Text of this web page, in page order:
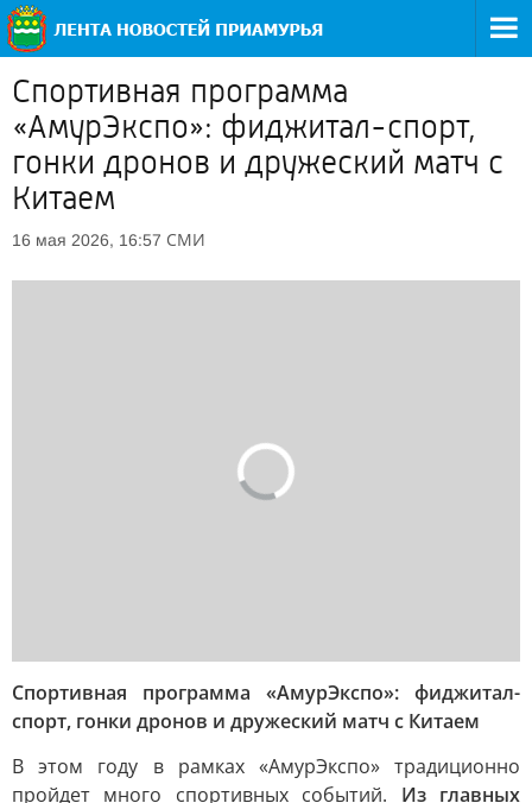
Спортивная программа
«АмурЭкспо»: фиджитал-спорт,
гонки дронов и дружеский матч с
Китаем
16 мая 2026, 16:57 СМИ
Спортивная программа «АмурЭкспо»: фиджитал-
спорт, гонки дронов и дружеский матч с Китаем
В этом году в рамках «АмурЭкспо» традиционно
пройдет много спортивных событий. Из главных